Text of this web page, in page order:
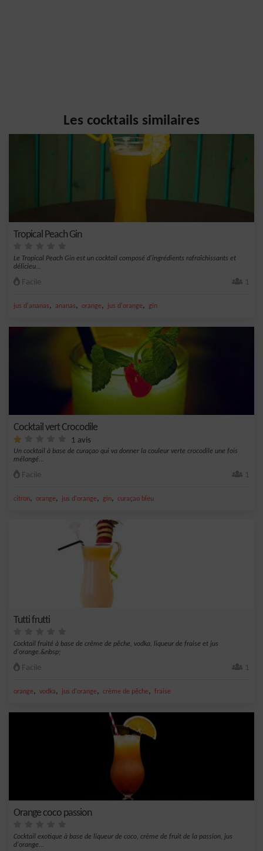
Les cocktails similaires
Tropical Peach Gin
Le Tropical Peach Gin est un cocktail composé d'ingrédients rafraîchissants et
délicieu...
Facile 1
jus d'ananas, ananas, orange, jus d'orange, gin
Cocktail vert Crocodile
1 avis
Un cocktail à base de curaçao qui va donner la couleur verte crocodile une fois
mélangé...
Facile 1
citron, orange, jus d'orange, gin, curaçao bleu
Tutti frutti
Cocktail fruité à base de crème de pêche, vodka, liqueur de fraise et jus
d'orange.&nbsp;
Facile 1
orange, vodka, jus d'orange, crème de pêche, fraise
Orange coco passion
Cocktail exotique à base de liqueur de coco, crème de fruit de la passion, jus
d'orange...